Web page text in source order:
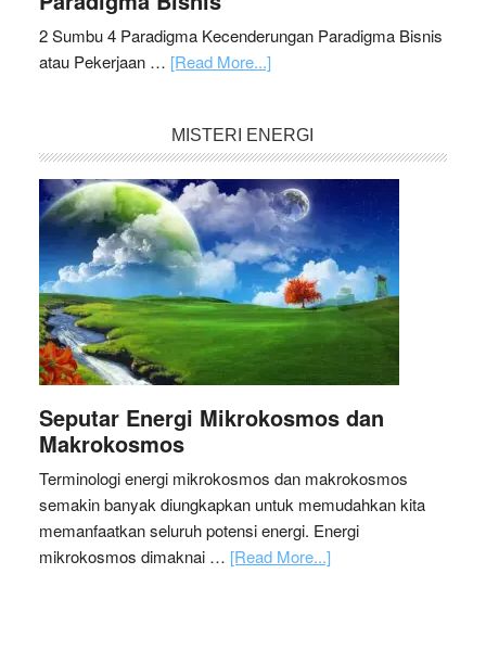
2 Sumbu 4 Paradigma Kecenderungan Paradigma Bisnis
atau Pekerjaan … [Read More...]
MISTERI ENERGI
Seputar Energi Mikrokosmos dan
Makrokosmos
Terminologi energi mikrokosmos dan makrokosmos
semakin banyak diungkapkan untuk memudahkan kita
memanfaatkan seluruh potensi energi. Energi
mikrokosmos dimaknai … [Read More...]